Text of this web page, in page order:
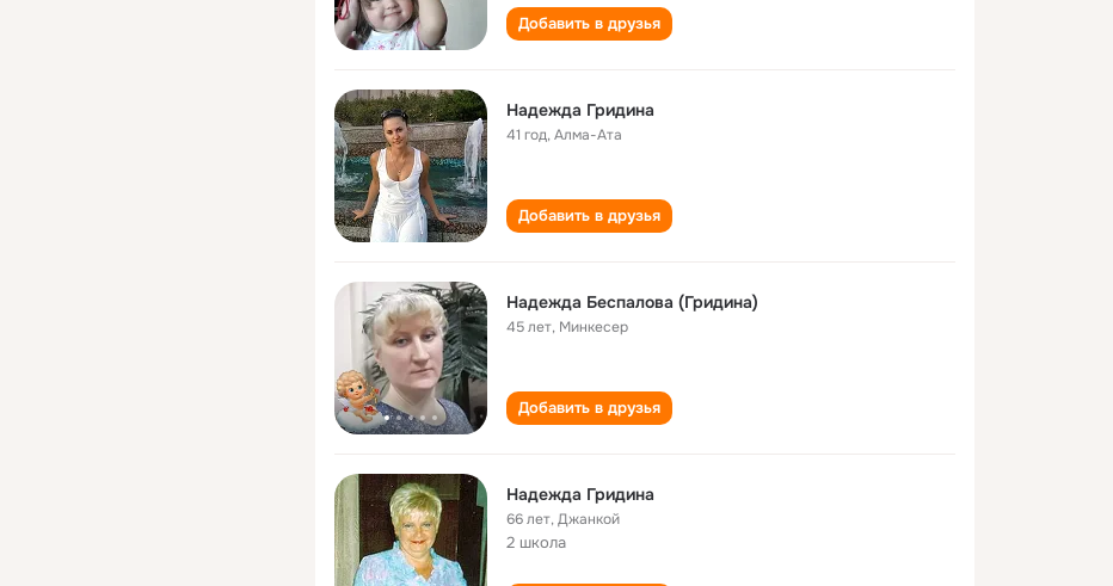
Добавить в друзья
Надежда Гридина
41 год,Алма-Ата
Добавить в друзья
Надежда Беспалова (Гридина)
45 лет, Минкесер
Добавить в друзья
Надежда Гридина
66 лет,Джанкой
2 школа